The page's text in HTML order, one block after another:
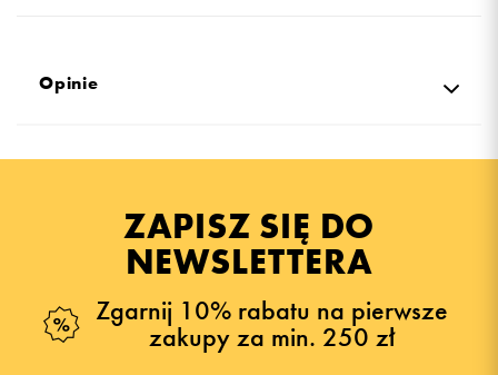
Opinie
ZAPISZ SIĘ DO
NEWSLETTERA
Zgarnij 10% rabatu na pierwsze
zakupy za min. 250 zł